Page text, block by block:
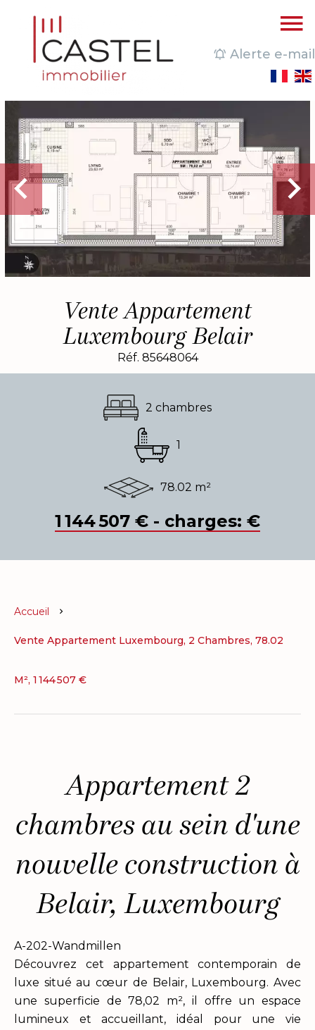
Alerte e-mail
Vente Appartement
Luxembourg Belair
Réf. 85648064
2 chambres
1
78.02 m²
1 144 507 € - charges: €
Accueil
Vente Appartement Luxembourg, 2 Chambres, 78.02
M², 1 144 507 €
Appartement 2
chambres au sein d'une
nouvelle construction à
Belair, Luxembourg
A-202-Wandmillen
Découvrez cet appartement contemporain de
luxe situé au cœur de Belair, Luxembourg. Avec
une superficie de 78,02 m², il offre un espace
lumineux et accueillant, idéal pour une vie